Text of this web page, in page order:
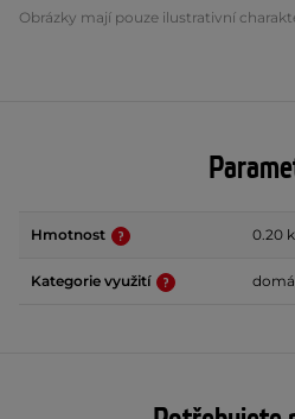
Obrázky mají pouze ilustrativní
Hmotnost 0.20
Kategorie využití